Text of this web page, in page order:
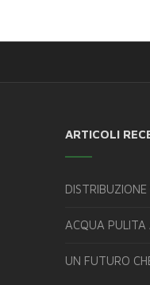
ARTICOLI
ACQUA
UN FUTURO